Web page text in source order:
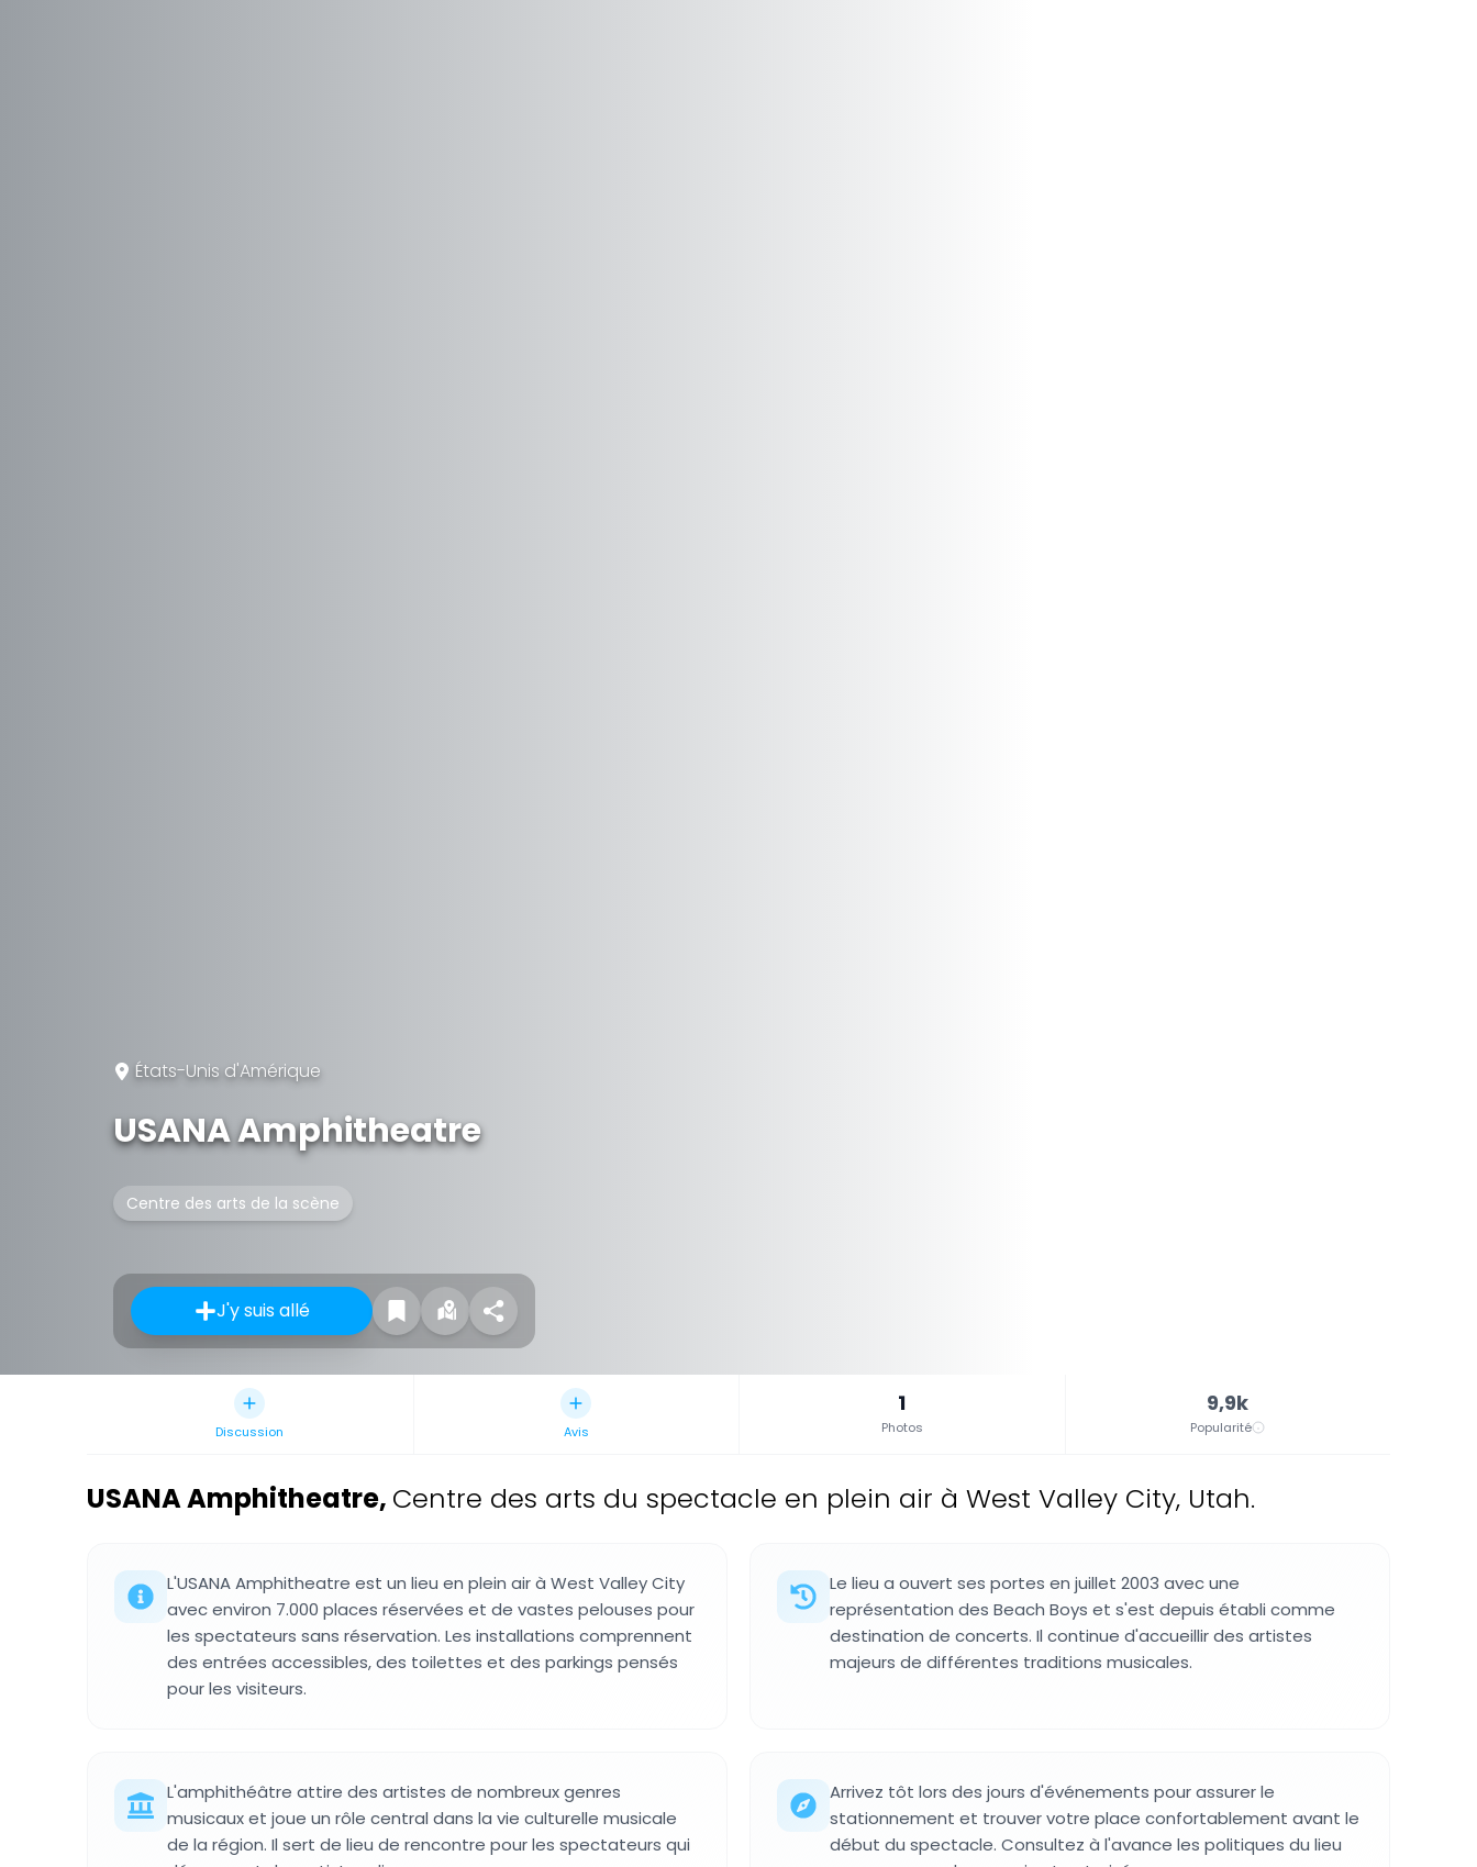
États-Unis d'Amérique
USANA Amphitheatre
Centre des arts de la scène
J'y suis allé
Discussion Avis
1
Photos
9,9k
Popularité
USANA Amphitheatre, Centre des arts du spectacle en plein air à West Valley City, Utah.
L'USANA Amphitheatre est un lieu en plein air à West Valley City
avec environ 7.000 places réservées et de vastes pelouses pour
les spectateurs sans réservation. Les installations comprennent
des entrées accessibles, des toilettes et des parkings pensés
pour les visiteurs.
Le lieu a ouvert ses portes en juillet 2003 avec une
représentation des Beach Boys et s'est depuis établi comme
destination de concerts. Il continue d'accueillir des artistes
majeurs de différentes traditions musicales.
L'amphithéâtre attire des artistes de nombreux genres
musicaux et joue un rôle central dans la vie culturelle musicale
de la région. Il sert de lieu de rencontre pour les spectateurs qui
Arrivez tôt lors des jours d'événements pour assurer le
stationnement et trouver votre place confortablement avant le
début du spectacle. Consultez à l'avance les politiques du lieu